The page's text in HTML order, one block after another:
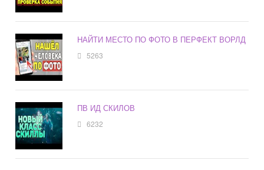
НАЙТИ МЕСТО ПО ФОТО В ПЕРФЕКТ ВОРЛД
5263
ПВ ИД СКИЛОВ
6232